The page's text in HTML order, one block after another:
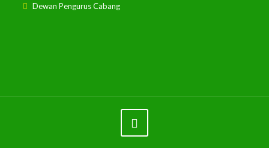
Dewan Pengurus Cabang